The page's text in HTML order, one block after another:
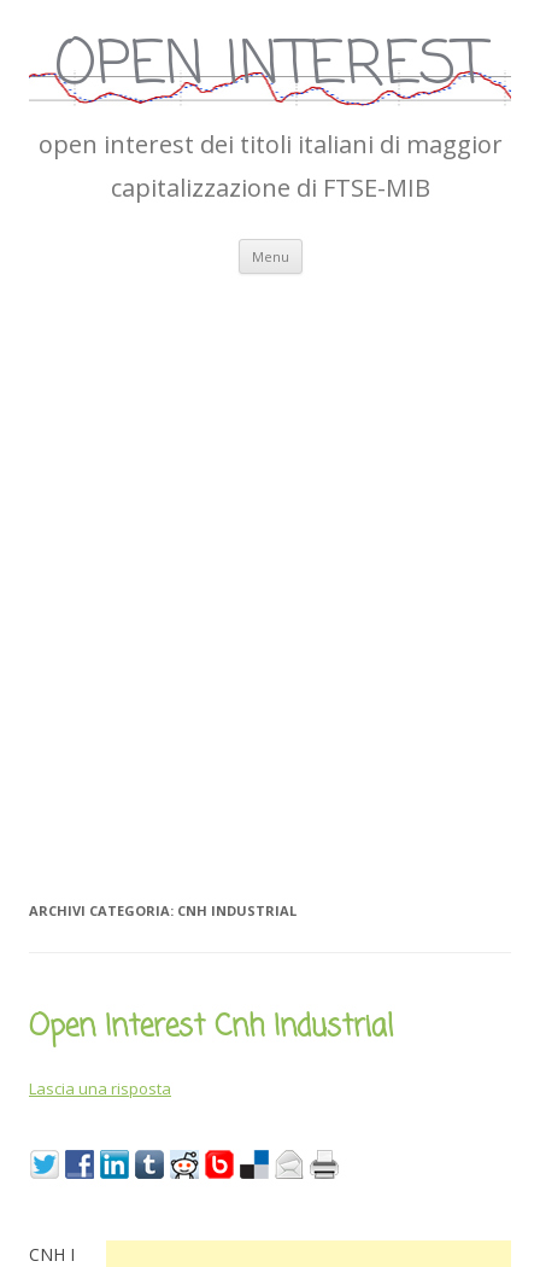
OPEN INTEREST
open interest dei titoli italiani di maggior
capitalizzazione di FTSE-MIB
Menu Vai
contenuto
ARCHIVI CATEGORIA: CNH INDUSTRIAL
Open Interest Cnh Industrial
Lascia una risposta
CNH I